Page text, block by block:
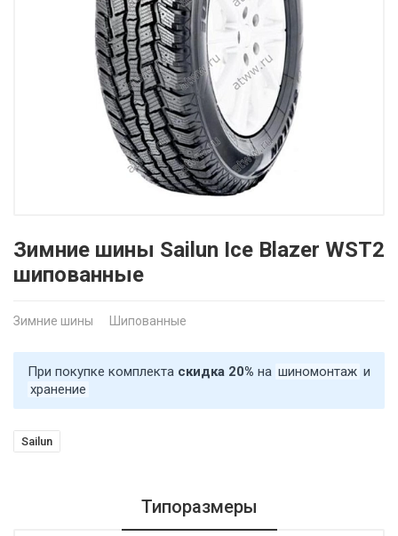
Зимние шины Sailun Ice Blazer WST2
шипованные
Зимние шины Шипованные
При покупке комплекта скидка 20% на шиномонтаж и
хранение
Sailun
Типоразмеры